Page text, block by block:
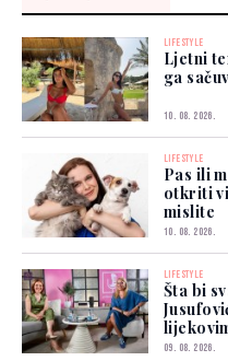
LIFESTYLE
Ljetni
ga
10. 08. 2026.
LIFESTYLE
Pas ili
otkriti
mislite
10. 08. 2026.
LIFESTYLE
Šta bi
09. 08. 2026.